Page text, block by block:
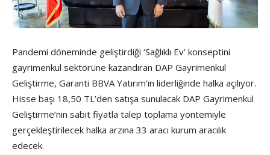
Pandemi döneminde geliştirdiği ‘Sağlıklı Ev’ konseptini
gayrimenkul sektörüne kazandıran DAP Gayrimenkul
Geliştirme, Garanti BBVA Yatırım’ın liderliğinde halka açılıyor.
Hisse başı 18,50 TL’den satışa sunulacak DAP Gayrimenkul
Geliştirme’nin sabit fiyatla talep toplama yöntemiyle
gerçekleştirilecek halka arzına 33 aracı kurum aracılık
edecek.